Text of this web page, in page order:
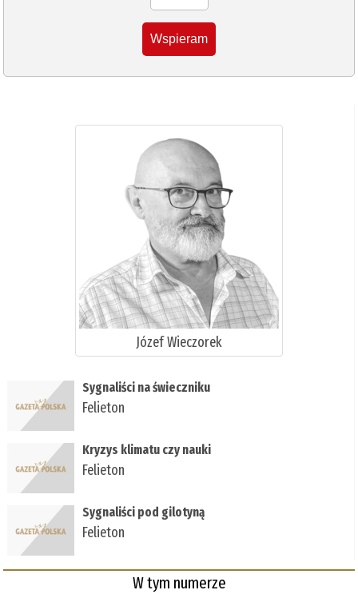
Wspieram
Józef Wieczorek
Sygnaliści na świeczniku
Felieton
Kryzys klimatu czy nauki
Felieton
Sygnaliści pod gilotyną
Felieton
W tym numerze